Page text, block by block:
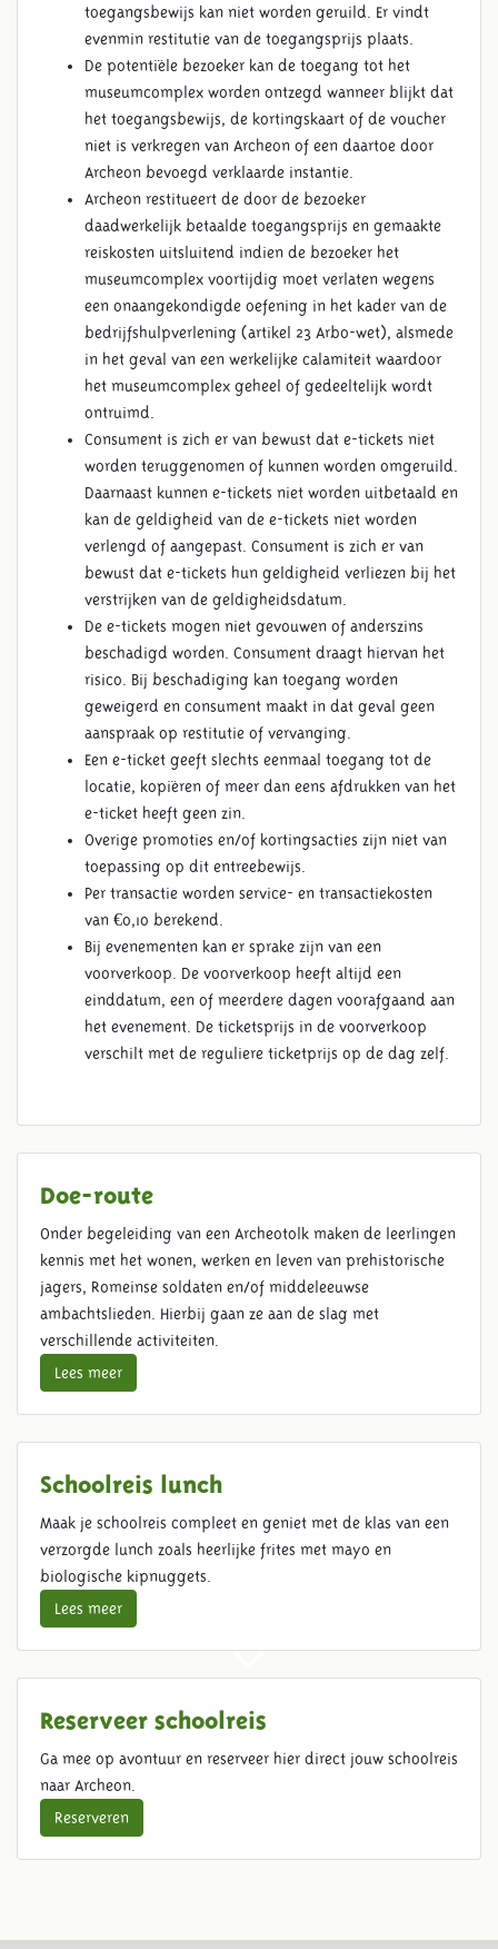
toegangsbewijs kan niet worden geruild. Er vindt
evenmin restitutie van de toegangsprijs plaats.
De potentiële bezoeker kan de toegang tot het
museumcomplex worden ontzegd wanneer blijkt dat
het toegangsbewijs, de kortingskaart of de voucher
niet is verkregen van Archeon of een daartoe door
Archeon bevoegd verklaarde instantie.
Archeon restitueert de door de bezoeker
daadwerkelijk betaalde toegangsprijs en gemaakte
reiskosten uitsluitend indien de bezoeker het
museumcomplex voortijdig moet verlaten wegens
een onaangekondigde oefening in het kader van de
bedrijfshulpverlening (artikel 23 Arbo-wet), alsmede
in het geval van een werkelijke calamiteit waardoor
het museumcomplex geheel of gedeeltelijk wordt
ontruimd.
Consument is zich er van bewust dat e-tickets niet
worden teruggenomen of kunnen worden omgeruild.
Daarnaast kunnen e-tickets niet worden uitbetaald en
kan de geldigheid van de e-tickets niet worden
verlengd of aangepast. Consument is zich er van
bewust dat e-tickets hun geldigheid verliezen bij het
verstrijken van de geldigheidsdatum.
De e-tickets mogen niet gevouwen of anderszins
beschadigd worden. Consument draagt hiervan het
risico. Bij beschadiging kan toegang worden
geweigerd en consument maakt in dat geval geen
aanspraak op restitutie of vervanging.
Een e-ticket geeft slechts eenmaal toegang tot de
locatie, kopiëren of meer dan eens afdrukken van het
e-ticket heeft geen zin.
Overige promoties en/of kortingsacties zijn niet van
toepassing op dit entreebewijs.
Per transactie worden service- en transactiekosten
van €0,10 berekend.
Bij evenementen kan er sprake zijn van een
voorverkoop. De voorverkoop heeft altijd een
einddatum, een of meerdere dagen voorafgaand aan
het evenement. De ticketsprijs in de voorverkoop
verschilt met de reguliere ticketprijs op de dag zelf.
Doe-route
Onder begeleiding van een Archeotolk maken de leerlingen
kennis met het wonen, werken en leven van prehistorische
jagers, Romeinse soldaten en/of middeleeuwse
ambachtslieden. Hierbij gaan ze aan de slag met
verschillende activiteiten.
Lees meer
Schoolreis lunch
Maak je schoolreis compleet en geniet met de klas van een
verzorgde lunch zoals heerlijke frites met mayo en
biologische kipnuggets.
Lees meer
Reserveer schoolreis
Ga mee op avontuur en reserveer hier direct jouw schoolreis
naar Archeon.
Reserveren